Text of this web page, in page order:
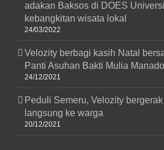
adakan Baksos di DOES
kebangkitan wisata lokal
24/03/2022
Velozity berbagi kasih Natal
Panti Asuhan Bakti Mulia Manado
24/12/2021
Peduli Semeru, Velozity
langsung ke warga
20/12/2021